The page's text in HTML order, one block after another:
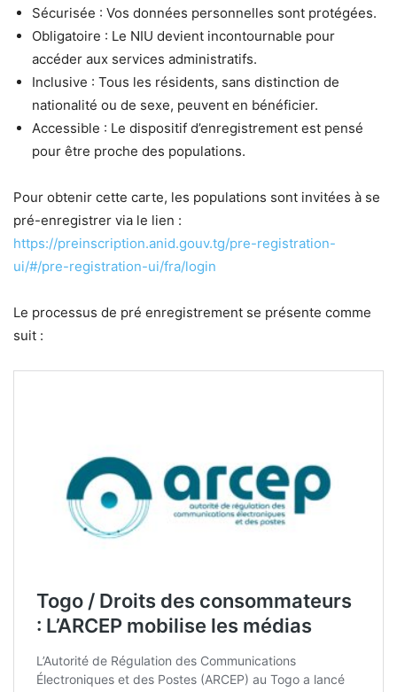
Sécurisée : Vos données personnelles sont protégées.
Obligatoire : Le NIU devient incontournable pour
accéder aux services administratifs.
Inclusive : Tous les résidents, sans distinction de
nationalité ou de sexe, peuvent en bénéficier.
Accessible : Le dispositif d’enregistrement est pensé
pour être proche des populations.
Pour obtenir cette carte, les populations sont invitées à se
pré-enregistrer via le lien :
https://preinscription.anid.gouv.tg/pre-registration-
ui/#/pre-registration-ui/fra/login
Le processus de pré enregistrement se présente comme
suit :